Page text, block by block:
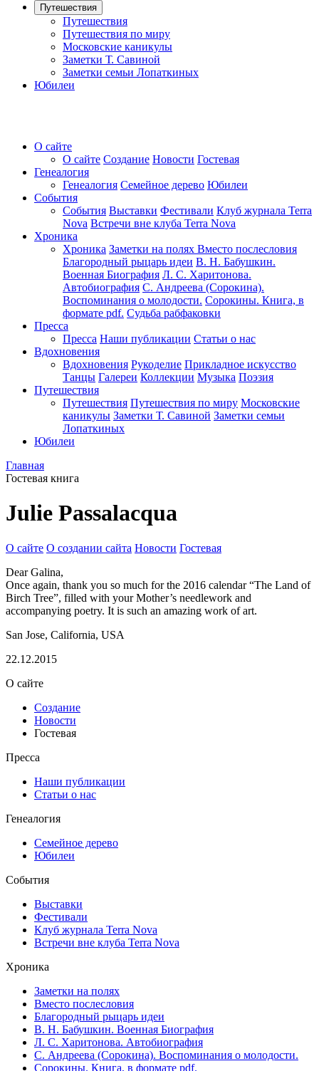
Путешествия
Путешествия
Путешествия по миру
Московские каникулы
Заметки Т. Савиной
Заметки семьи Лопаткиных
Юбилеи
О сайте
О сайте Создание Новости Гостевая
Генеалогия
Генеалогия Семейное дерево Юбилеи
События
События Выставки Фестивали Клуб журнала Terra
Nova Встречи вне клуба Terra Nova
Хроника
Хроника Заметки на полях Вместо послесловия
Благородный рыцарь идеи В. Н. Бабушкин.
Военная Биография Л. С. Харитонова.
Автобиография С. Андреева (Сорокина).
Воспоминания о молодости. Сорокины. Книга, в
формате pdf. Судьба рабфаковки
Пресса
Пресса Наши публикации Статьи о нас
Вдохновения
Вдохновения Рукоделие Прикладное искусство
Танцы Галереи Коллекции Музыка Поэзия
Путешествия
Путешествия Путешествия по миру Московские
каникулы Заметки Т. Савиной Заметки семьи
Лопаткиных
Юбилеи
Главная
Гостевая книга
Julie Passalacqua
О сайте О создании сайта Новости Гостевая
Dear Galina,
Once again, thank you so much for the 2016 calendar “The Land of
Birch Tree”, filled with your Mother’s needlework and
accompanying poetry. It is such an amazing work of art.
San Jose, California, USA
22.12.2015
О сайте
Создание
Новости
Гостевая
Пресса
Наши публикации
Статьи о нас
Генеалогия
Семейное дерево
Юбилеи
События
Выставки
Фестивали
Клуб журнала Terra Nova
Встречи вне клуба Terra Nova
Хроника
Заметки на полях
Вместо послесловия
Благородный рыцарь идеи
В. Н. Бабушкин. Военная Биография
Л. С. Харитонова. Автобиография
С. Андреева (Сорокина). Воспоминания о молодости.
Сорокины. Книга, в формате pdf.